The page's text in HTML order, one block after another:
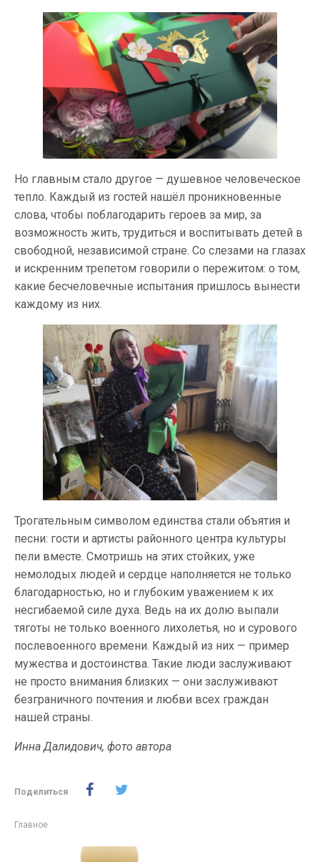
Но главным стало другое — душевное человеческое
тепло. Каждый из гостей нашёл проникновенные
слова, чтобы поблагодарить героев за мир, за
возможность жить, трудиться и воспитывать детей в
свободной, независимой стране. Со слезами на глазах
и искренним трепетом говорили о пережитом: о том,
какие бесчеловечные испытания пришлось вынести
каждому из них.
Трогательным символом единства стали объятия и
песни: гости и артисты районного центра культуры
пели вместе. Смотришь на этих стойких, уже
немолодых людей и сердце наполняется не только
благодарностью, но и глубоким уважением к их
несгибаемой силе духа. Ведь на их долю выпали
тяготы не только военного лихолетья, но и сурового
послевоенного времени. Каждый из них — пример
мужества и достоинства. Такие люди заслуживают
не просто внимания близких — они заслуживают
безграничного почтения и любви всех граждан
нашей страны.
Инна Далидович, фото автора
Поделиться
Главное